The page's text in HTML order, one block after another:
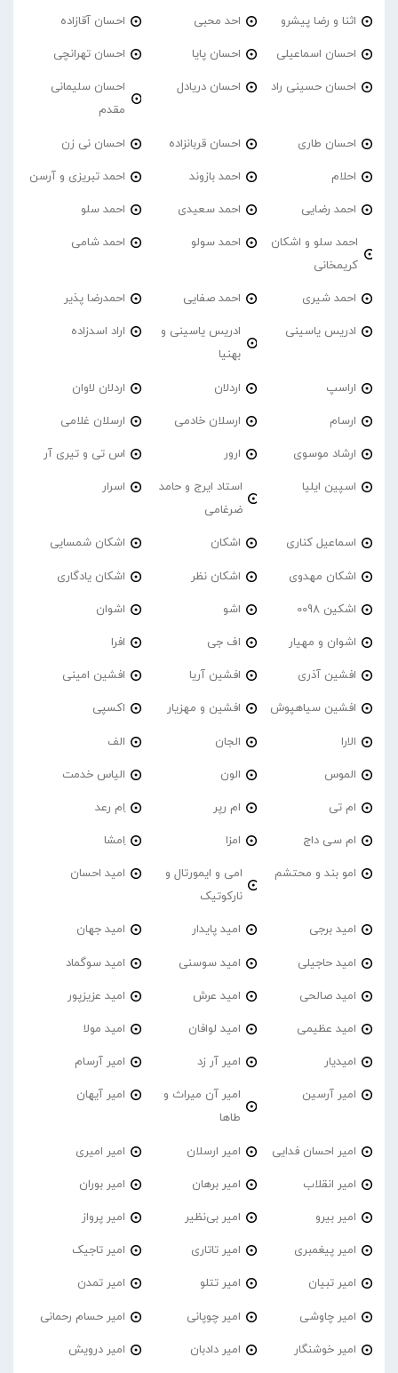
اثنا و رضا پیشرو احد محبی احسان آقازاده
احسان اسماعیلی احسان پایا احسان تهرانچی
احسان حسینی راد احسان دریادل
احسان سلیمانی
مقدم
احسان طاری احسان قربانزاده احسان نی زن
احلام احمد بازوند احمد تبریزی و آرسن
احمد‌ رضایی احمد سعیدی احمد سلو
احمد سلو و اشکان
کریمخانی
احمد سولو احمد شامی
احمد شیری احمد صفایی احمدرضا پذیر
ادریس یاسینی
ادریس یاسینی و
بهنیا
اراد اسدزاده
اراسپ اردلان اردلان لاوان
ارسام ارسلان خادمی ارسلان غلامی
ارشاد موسوی ارور اس تی و تیری آر
اسپین ایلیا
استاد ایرج و حامد
ضرغامی
اسرار
اسماعیل کناری اشکان اشکان شمسایی
اشکان مهدوی اشکان نظر اشکان یادگاری
اشکین 0098 اشو اشوان
اشوان و مهیار اف جی افرا
افشین آذری افشین آریا افشین امینی
افشین سیاهپوش افشین و مهزیار اکسپی
الارا الجان الف
الموس الون الیاس خدمت
ام تی ام رپر اِم رعد
ام سی داج امزا اِمشا
امو بند و محتشم
امی و ایمورتال و
نارکوتیک
امید احسان
امید برجی امید پایدار امید جهان
امید حاجیلی امید سوسنی امید سوگماد
امید صالحی امید عرش امید عزیزپور
امید عظیمی امید لوافان امید مولا
امیدیار امیر آر زد امیر آرسام
امیر آرسین
امیر آن میراث و
طاها
امیر آیهان
امیر احسان فدایی امیر ارسلان امیر امیری
امیر انقلاب امیر برهان امیر‌ بوران
امیر بیرو امیر بی‌نظیر امیر پرواز
امیر پیغمبری امیر تاتاری امیر تاجیک
امیر تبیان امیر تتلو امیر تمدن
امیر چاوشی امیر چوپانی امیر حسام رحمانی
امیر خوشنگار امیر دادبان امیر درویش